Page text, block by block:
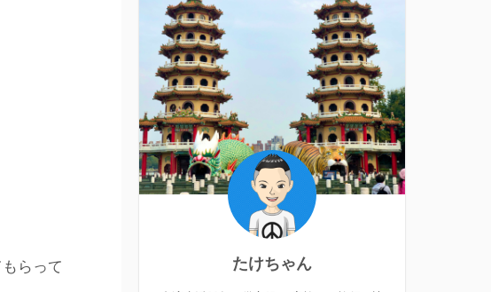
らって
たけちゃん